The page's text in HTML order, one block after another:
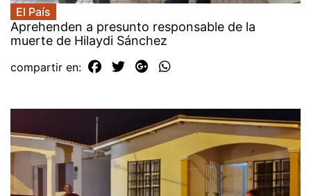
El País
Aprehenden a presunto responsable de la
muerte de Hilaydi Sánchez
compartir en: